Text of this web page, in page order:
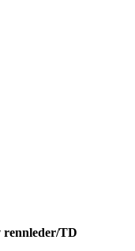
rennleder/TD